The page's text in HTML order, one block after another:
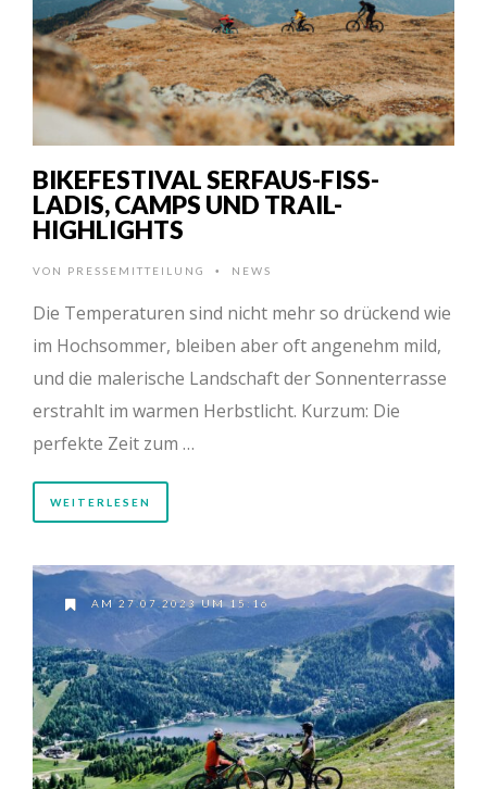
BIKEFESTIVAL SERFAUS-FISS-
LADIS, CAMPS UND TRAIL-
HIGHLIGHTS
VON PRESSEMITTEILUNG • NEWS
Die Temperaturen sind nicht mehr so drückend wie
im Hochsommer, bleiben aber oft angenehm mild,
und die malerische Landschaft der Sonnenterrasse
erstrahlt im warmen Herbstlicht. Kurzum: Die
perfekte Zeit zum …
WEITERLESEN
AM 27.07.2023 UM 15:16